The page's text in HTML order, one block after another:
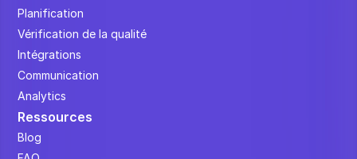
Planification
Vérification de la qualité
Intégrations
Communication
Analytics
Ressources
Blog